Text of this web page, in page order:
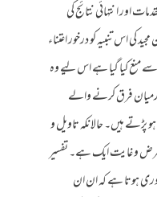
اور انتہائی نتائج کی
کی اس تنبیہ کو درخور اعتناء
منع کیا گیا ہے اس لیے وہ
فرق کرنے والے
ہیں۔ حالانکہ تاویل و
غرض و غایت ایک ہے۔ تفسیر
ہوتا ہے کہ ان ان